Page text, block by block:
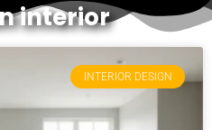
interior
INTERIOR DESIGN